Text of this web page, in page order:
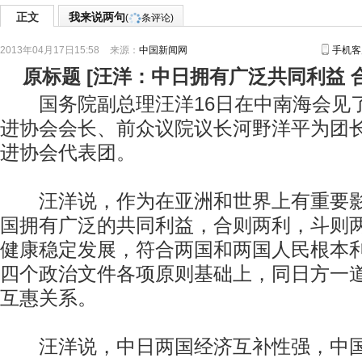
正文 我来说两句( 条评论)
2013年04月17日15:58 来源： 中国新闻网 手机
原标题 [汪洋：中日拥有广泛共同利益
国务院副总理汪洋16日在中南海会见
进协会会长、前众议院议长河野洋平为团
进协会代表团。
汪洋说，作为在亚洲和世界上有重要
国拥有广泛的共同利益，合则两利，斗则
健康稳定发展，符合两国和两国人民根本
四个政治文件各项原则基础上，同日方一
互惠关系。
汪洋说，中日两国经济互补性强，中